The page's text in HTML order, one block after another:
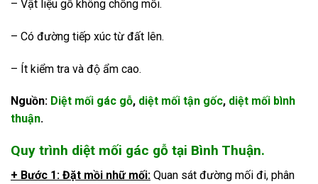
– Vật liệu gỗ không chống mối.
– Có đường tiếp xúc từ đất lên.
– Ít kiểm tra và độ ẩm cao.
Nguồn: Diệt mối gác gỗ, diệt mối tận gốc, diệt mối bình
thuận.
Quy trình diệt mối gác gỗ tại Bình Thuận.
+ Bước 1: Đặt mồi nhữ mối: Quan sát đường mối đi, phân